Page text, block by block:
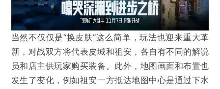
当然不仅仅是“换皮肤”这么简单，玩法也迎来重大革
新，对战双方将代表皮城和祖安，各自有不同的解说
员和店主供玩家购买装备。此外，地图画面和布置也
发生了变化，例如祖安一方抵达地图中心是通过下水